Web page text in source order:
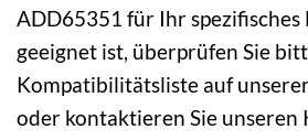
ADD65351 für Ihr
geeignet ist, überprüfen Sie
Kompatibilitätsliste auf
oder kontaktieren Sie unseren